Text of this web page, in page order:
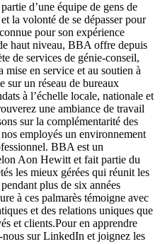
d’une équipe de gens de
la volonté de se dépasser pour
pour son expérience
haut niveau, BBA offre depuis
de services de génie-conseil,
mise en service et au soutien à
sur un réseau de bureaux
à l’échelle locale, nationale et
une ambiance de travail
sur la complémentarité des
employés un environnement
BBA est un
Aon Hewitt et fait partie du
les mieux gérées qui réunit les
plus de six années
à ces palmarès témoigne avec
et des relations uniques que
et clients.Pour en apprendre
sur LinkedIn et joignez les